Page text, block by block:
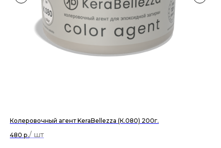
Колеровочный агент KeraBellezza (К.080) 200г.
480 р.